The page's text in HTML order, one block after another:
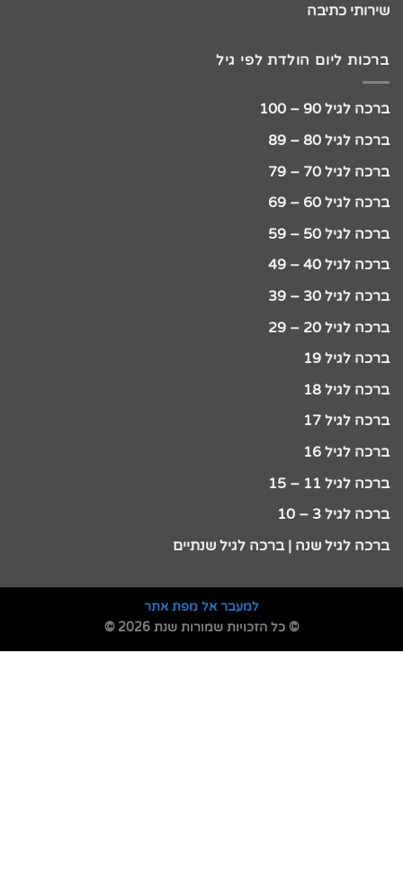
שירותי כתיבה
ברכות ליום הולדת לפי גיל
ברכה לגיל 90 – 100
ברכה לגיל 80 – 89
ברכה לגיל 70 – 79
ברכה לגיל 60 – 69
ברכה לגיל 50 – 59
ברכה לגיל 40 – 49
ברכה לגיל 30 – 39
ברכה לגיל 20 – 29
ברכה לגיל 19
ברכה לגיל 18
ברכה לגיל 17
ברכה לגיל 16
ברכה לגיל 11 – 15
ברכה לגיל 3 – 10
ברכה לגיל שנה | ברכה לגיל שנתיים
למעבר אל מפת אתר
© כל הזכויות שמורות שנת 2026 ©